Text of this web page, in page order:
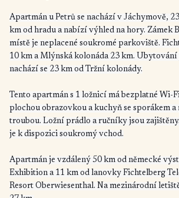
Apartmán u Petrů se nachází v Jáchymově,
km od hradu a nabízí výhled na hory. Zámek
místě je neplacené soukromé parkoviště.
10 km a Mlýnská kolonáda 23 km. Ubytování
nachází se 23 km od Tržní kolonády.
Tento apartmán s 1 ložnicí má bezplatné Wi-
plochou obrazovkou a kuchyň se sporákem
troubou. Ložní prádlo a ručníky jsou
je k dispozici soukromý vchod.
Apartmán je vzdálený 50 km od německé
Exhibition a 11 km od lanovky Fichtelberg
Resort Oberwiesenthal. Na mezinárodní